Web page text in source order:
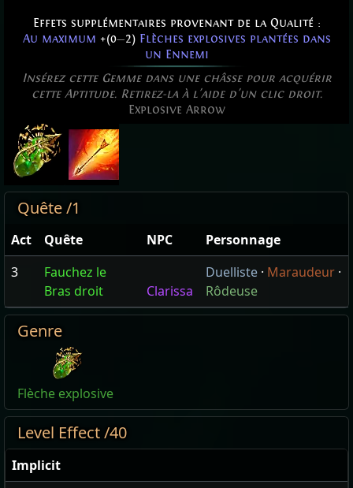
Effets supplémentaires provenant de la Qualité :
Au maximum +(0—2)Flèches explosives plantées dans
un Ennemi
Insérez cette Gemme dans une châsse pour acquérir
cette Aptitude. Retirez-la à l'aide d'un clic droit.
Explosive Arrow
Quête /1
Act Quête NPC
Personnage
3
Fauchez le
Bras droit
Clarissa
Duelliste · Maraudeur ·
Rôdeuse
Genre
Flèche explosive
Level Effect /40
Implicit